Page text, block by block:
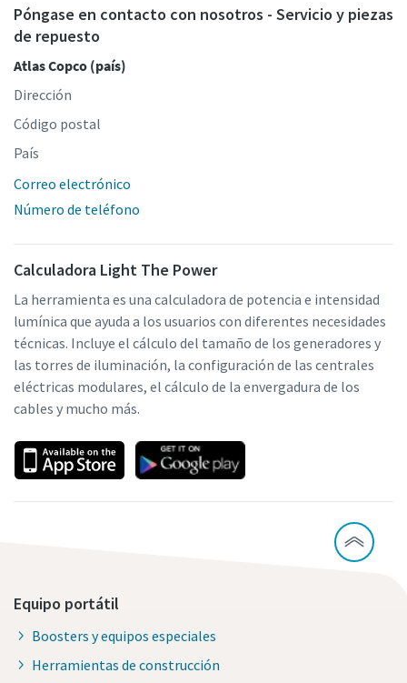
Póngase en contacto con nosotros - Servicio y piezas
de repuesto
Atlas Copco (país)
Dirección
Código postal
País
Correo electrónico
Número de teléfono
Calculadora Light The Power
La herramienta es una calculadora de potencia e intensidad
lumínica que ayuda a los usuarios con diferentes necesidades
técnicas. Incluye el cálculo del tamaño de los generadores y
las torres de iluminación, la configuración de las centrales
eléctricas modulares, el cálculo de la envergadura de los
cables y mucho más.
Equipo portátil
Boosters y equipos especiales
Herramientas de construcción